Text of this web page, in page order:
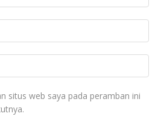
situs web saya pada peramban ini